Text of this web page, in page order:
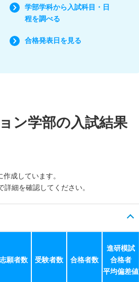
学部学科から入試科目・日
程を調べる
合格発表日を見る
ン学部の入試結果
成しています。
細を確認してください。
志願者数 受験者数 合格者数
進研模試
合格者
平均偏差値